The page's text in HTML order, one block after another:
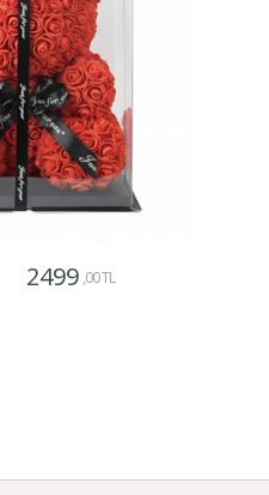
2499 ,00 TL